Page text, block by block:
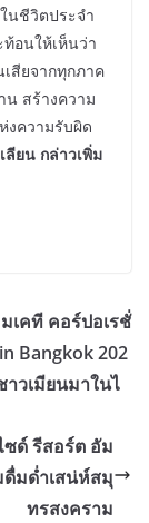
นชีวิตประจำ
อนให้เห็นว่า
สียจากทุกภาค
น สร้างความ
งความรับผิด
ลียน กล่าวเพิ่ม
เคที คอร์ปอเรชั่
Bangkok 202
วเมียนมาในไ
ซด์ รีสอร์ต อัม
มด่ำเสน่ห์สมุ
ทรสงคราม